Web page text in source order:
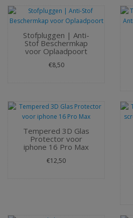
Stofpluggen | Anti-
Stof Beschermkap
voor Oplaadpoort
€8,50
Tempered 3D Glas
Protector voor
iphone 16 Pro Max
€12,50